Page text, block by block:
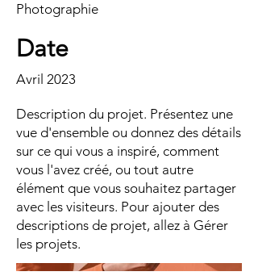
Photographie
Date
Avril 2023
Description du projet. Présentez une
vue d'ensemble ou donnez des détails
sur ce qui vous a inspiré, comment
vous l'avez créé, ou tout autre
élément que vous souhaitez partager
avec les visiteurs. Pour ajouter des
descriptions de projet, allez à Gérer
les projets.